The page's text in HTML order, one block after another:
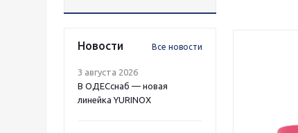
Новости Все новости
3 августа 2026
В ОДЕСснаб — новая
линейка YURINOX